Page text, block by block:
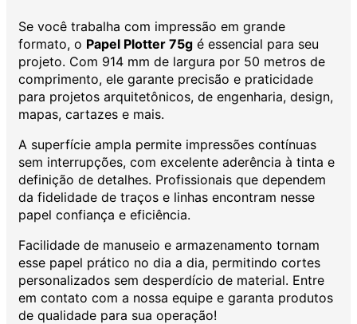
Se você trabalha com impressão em grande
formato, o Papel Plotter 75g é essencial para seu
projeto. Com 914 mm de largura por 50 metros de
comprimento, ele garante precisão e praticidade
para projetos arquitetônicos, de engenharia, design,
mapas, cartazes e mais.
A superfície ampla permite impressões contínuas
sem interrupções, com excelente aderência à tinta e
definição de detalhes. Profissionais que dependem
da fidelidade de traços e linhas encontram nesse
papel confiança e eficiência.
Facilidade de manuseio e armazenamento tornam
esse papel prático no dia a dia, permitindo cortes
personalizados sem desperdício de material. Entre
em contato com a nossa equipe e garanta produtos
de qualidade para sua operação!